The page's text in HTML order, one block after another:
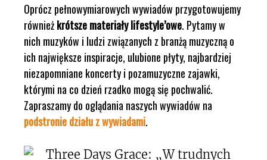
Oprócz pełnowymiarowych wywiadów przygotowujemy
równieżkrótsze materiały lifestyle’owe. Pytamy w
nich muzyków i ludzi związanych z branżą muzyczną o
ich największe inspiracje, ulubione płyty, najbardziej
niezapomniane koncerty i pozamuzyczne zajawki,
którymi na co dzień rzadko mogą się pochwalić.
Zapraszamy do oglądania naszych wywiadów na
podstronie działu z wywiadami.